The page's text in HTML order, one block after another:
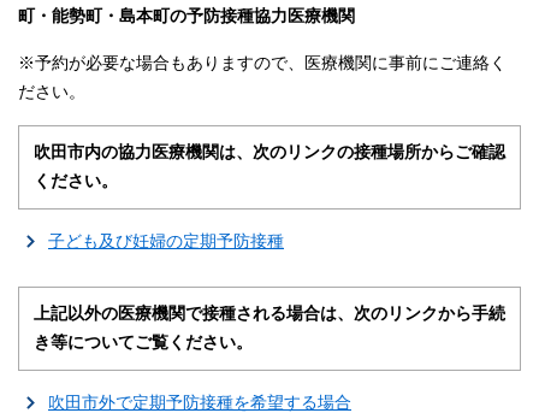
町・能勢町・島本町の予防接種協力医療機関
※予約が必要な場合もありますので、医療機関に事前にご連絡く
ださい。
吹田市内の協力医療機関は、次のリンクの接種場所からご確認
ください。
子ども及び妊婦の定期予防接種
上記以外の医療機関で接種される場合は、次のリンクから手続
き等についてご覧ください。
吹田市外で定期予防接種を希望する場合